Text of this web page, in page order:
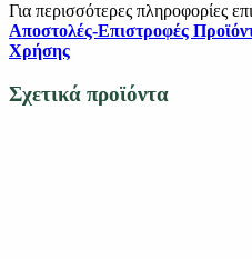
Για περισσότερες πληροφορίες
Αποστολές-Επιστροφές
Χρήσης
Σχετικά προϊόντα